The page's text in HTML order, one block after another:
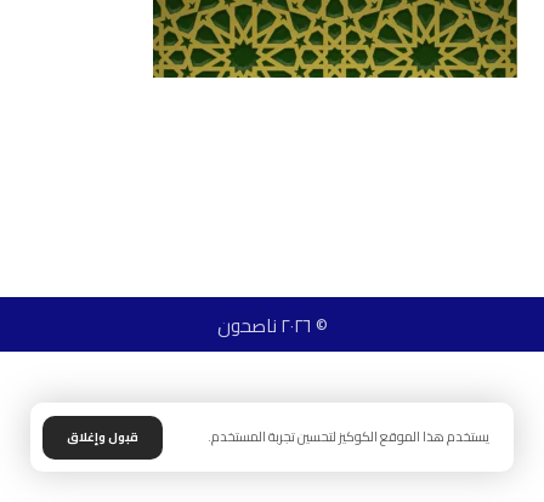
© ٢٠٢٦ ناصحون
يستخدم هذا الموقع الكوكيز لتحسين تجربة المستخدم. قبول وإغلاق